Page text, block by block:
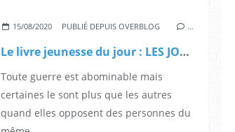
15/08/2020 PUBLIÉ DEPUIS OVERBLOG …
Le livre jeunesse du jour : LES JOURS DE POUDRE JAUNE
Toute guerre est abominable mais
certaines le sont plus que les autres
quand elles opposent des personnes du